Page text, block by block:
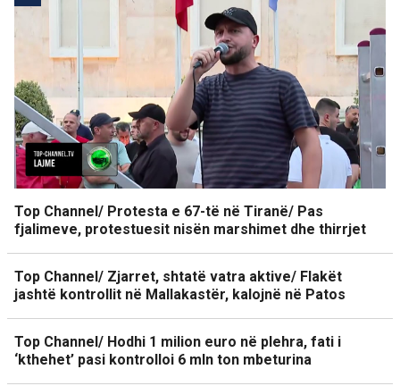
Top Channel/ Protesta e 67-të në Tiranë/ Pas
fjalimeve, protestuesit nisën marshimet dhe thirrjet
Top Channel/ Zjarret, shtatë vatra aktive/ Flakët
jashtë kontrollit në Mallakastër, kalojnë në Patos
Top Channel/ Hodhi 1 milion euro në plehra, fati i
‘kthehet’ pasi kontrolloi 6 mln ton mbeturina